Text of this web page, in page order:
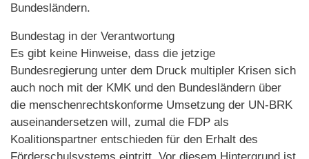
Bundesländern.
Bundestag in der Verantwortung
Es gibt keine Hinweise, dass die jetzige
Bundesregierung unter dem Druck multipler Krisen sich
auch noch mit der KMK und den Bundesländern über
die menschenrechtskonforme Umsetzung der UN-BRK
auseinandersetzen will, zumal die FDP als
Koalitionspartner entschieden für den Erhalt des